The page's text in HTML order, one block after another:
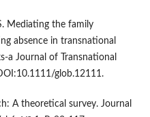
Mediating the family
absence in transnational
a Journal of Transnational
glob.12111.
A theoretical survey. Journal